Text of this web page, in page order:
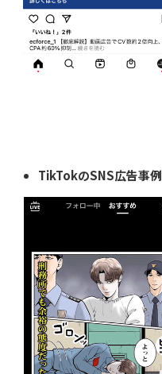
TikTokのSNS広告事例